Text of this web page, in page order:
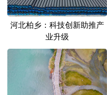
河北柏乡：科技创新助推产
业升级